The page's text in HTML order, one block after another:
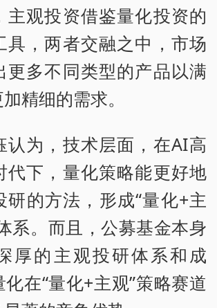
主观投资借鉴量化投资的
具，两者交融之中，市场
更多不同类型的产品以满
精细的需求。
为，技术层面，在AI高
代下，量化策略能更好地
研的方法，形成“量化+主
系。而且，公募基金本身
厚的主观投研体系和成
在“量化+主观”策略赛道